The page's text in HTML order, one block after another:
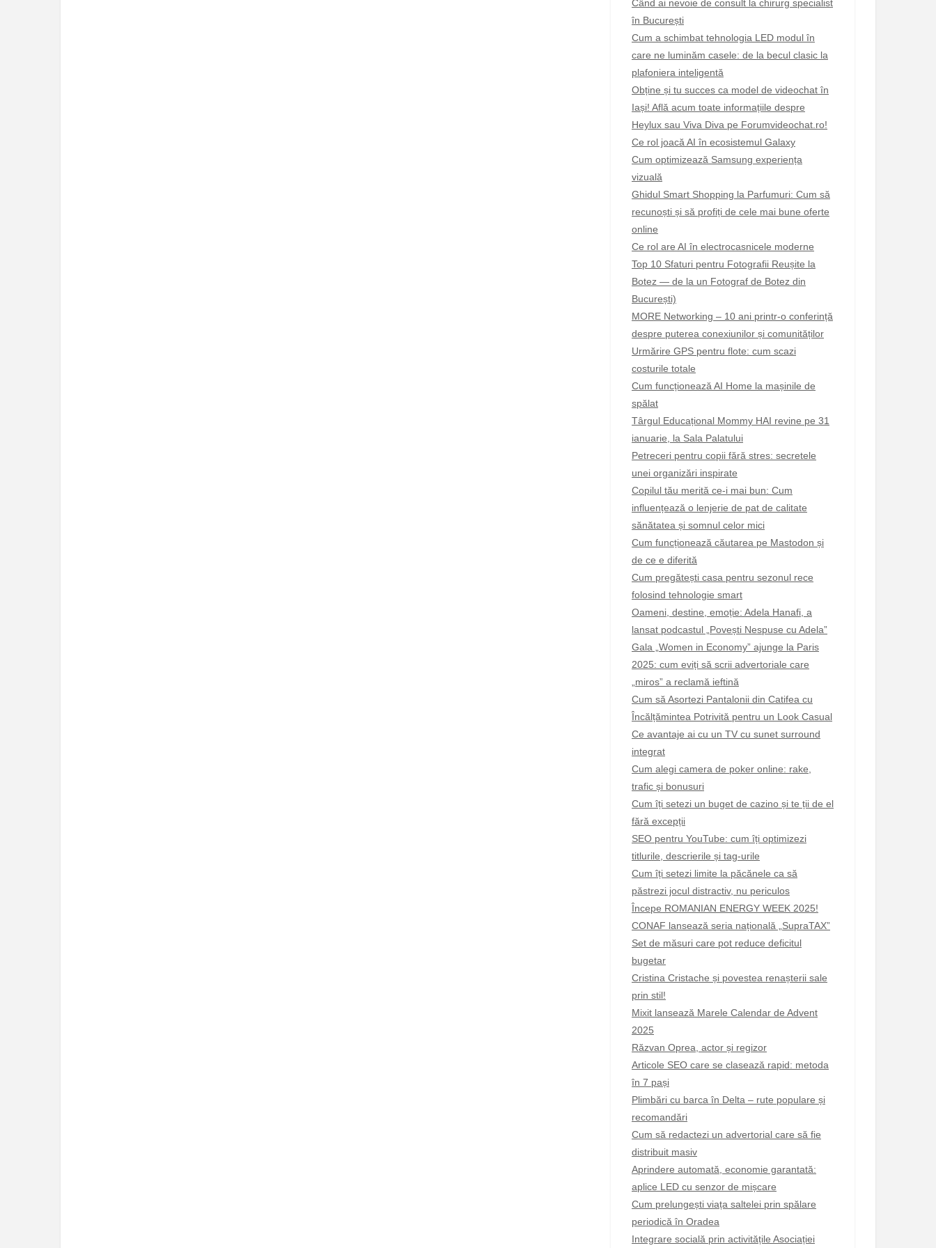
Când ai nevoie de consult la chirurg specialist
în București
Cum a schimbat tehnologia LED modul în
care ne luminăm casele: de la becul clasic la
plafoniera inteligentă
Obține și tu succes ca model de videochat în
Iași! Află acum toate informațiile despre
Heylux sau Viva Diva pe Forumvideochat.ro!
Ce rol joacă AI în ecosistemul Galaxy
Cum optimizează Samsung experiența
vizuală
Ghidul Smart Shopping la Parfumuri: Cum să
recunoști și să profiți de cele mai bune oferte
online
Ce rol are AI în electrocasnicele moderne
Top 10 Sfaturi pentru Fotografii Reușite la
Botez — de la un Fotograf de Botez din
București)
MORE Networking – 10 ani printr-o conferință
despre puterea conexiunilor și comunităților
Urmărire GPS pentru flote: cum scazi
costurile totale
Cum funcționează AI Home la mașinile de
spălat
Târgul Educațional Mommy HAI revine pe 31
ianuarie, la Sala Palatului
Petreceri pentru copii fără stres: secretele
unei organizări inspirate
Copilul tău merită ce-i mai bun: Cum
influențează o lenjerie de pat de calitate
sănătatea și somnul celor mici
Cum funcționează căutarea pe Mastodon și
de ce e diferită
Cum pregătești casa pentru sezonul rece
folosind tehnologie smart
Oameni, destine, emoție: Adela Hanafi, a
lansat podcastul „Povești Nespuse cu Adela”
Gala „Women in Economy” ajunge la Paris
2025: cum eviți să scrii advertoriale care
„miros” a reclamă ieftină
Cum să Asortezi Pantalonii din Catifea cu
Încălțămintea Potrivită pentru un Look Casual
Ce avantaje ai cu un TV cu sunet surround
integrat
Cum alegi camera de poker online: rake,
trafic și bonusuri
Cum îți setezi un buget de cazino și te ții de el
fără excepții
SEO pentru YouTube: cum îți optimizezi
titlurile, descrierile și tag-urile
Cum îți setezi limite la păcănele ca să
păstrezi jocul distractiv, nu periculos
Începe ROMANIAN ENERGY WEEK 2025!
CONAF lansează seria națională „SupraTAX”
Set de măsuri care pot reduce deficitul
bugetar
Cristina Cristache și povestea renașterii sale
prin stil!
Mixit lansează Marele Calendar de Advent
2025
Răzvan Oprea, actor și regizor
Articole SEO care se clasează rapid: metoda
în 7 pași
Plimbări cu barca în Delta – rute populare și
recomandări
Cum să redactezi un advertorial care să fie
distribuit masiv
Aprindere automată, economie garantată:
aplice LED cu senzor de mișcare
Cum prelungești viața saltelei prin spălare
periodică în Oradea
Integrare socială prin activitățile Asociației